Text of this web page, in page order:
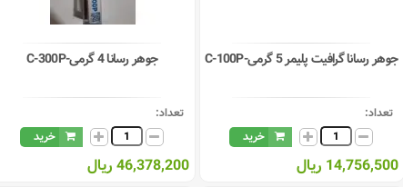
جوهر رسانا گرافیت پلیمر 5 گرمی-C-100P
تعداد:
خرید
14,756,500 ریال
جوهر رسانا 4 گرمی-C-300P
تعداد:
خرید
46,378,200 ریال